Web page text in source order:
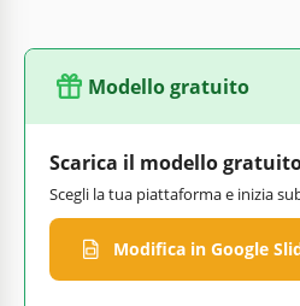
Modello gratuito
Scarica il modello
Scegli la tua piattaforma e inizia
Modifica in Google